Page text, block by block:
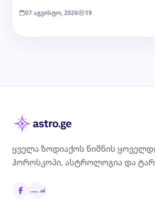
07 აგვისტო, 2026 19
ყველა ზოდიაქოს ნიშნის
ჰოროსკოპი, ასტროლოგია და